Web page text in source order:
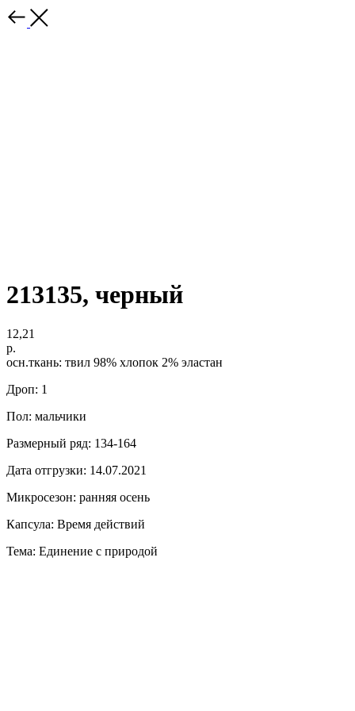
213135, черный
12,21
р.
осн.ткань: твил 98% хлопок 2% эластан
Дроп: 1
Пол: мальчики
Размерный ряд: 134-164
Дата отгрузки: 14.07.2021
Микросезон: ранняя осень
Капсула: Время действий
Тема: Единение с природой